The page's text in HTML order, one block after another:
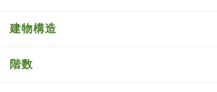
建物構造
階数